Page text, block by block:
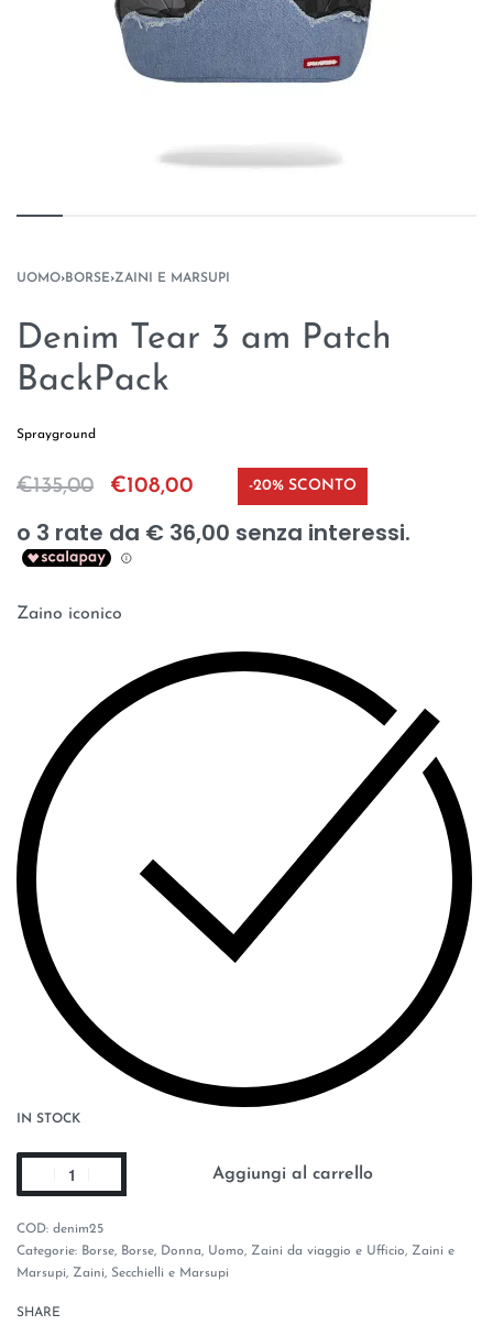
UOMO›BORSE›ZAINI E MARSUPI
Denim Tear 3 am Patch
BackPack
Sprayground
€135,00 €108,00 -20% SCONTO
Zaino iconico
IN STOCK
Aggiungi al carrello
denim25
Categorie: Borse, Borse, Donna, Uomo, Zaini da viaggio e Ufficio, Zaini e
Marsupi, Zaini, Secchielli e Marsupi
SHARE